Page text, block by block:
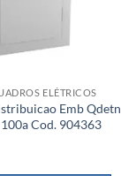
ELÉTRICOS
Emb Qdetn
Cod. 904363